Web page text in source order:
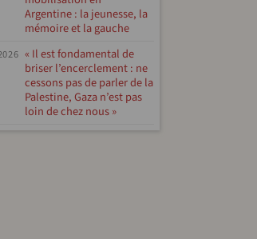
Argentine : la jeunesse, la
mémoire et la gauche
« Il est fondamental de
briser l’encerclement : ne
cessons pas de parler de la
Palestine, Gaza n’est pas
loin de chez nous »